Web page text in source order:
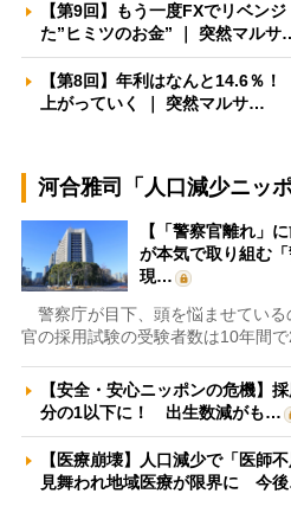
【第9回】もう一度FXでリベン
た”ヒミツのお金” ｜ 突然マルサ
【第8回】年利はなんと14.6％
上がっていく ｜ 突然マルサ…
河合雅司「人口減少ニッ
【「警察官離れ」
が本気で取り組む
現…
警察庁が目下、頭を悩ませている
官の採用試験の受験者数は10年間
【安全・安心ニッポンの危機】
分の1以下に！ 出生数減がも…
【医療崩壊】人口減少で「医師
見舞われ地域医療が限界に 今